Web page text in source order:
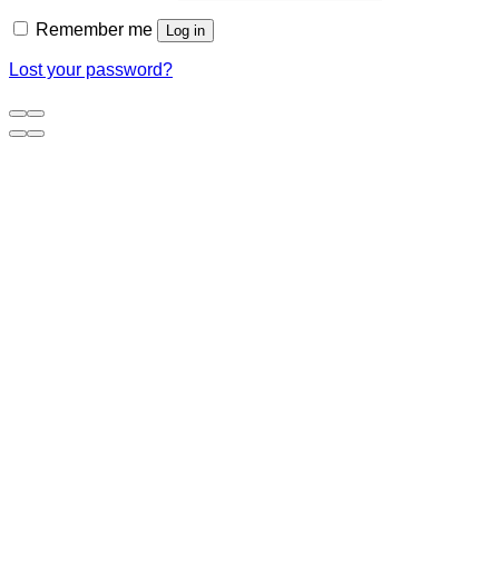
Remember me Log in
Lost your password?